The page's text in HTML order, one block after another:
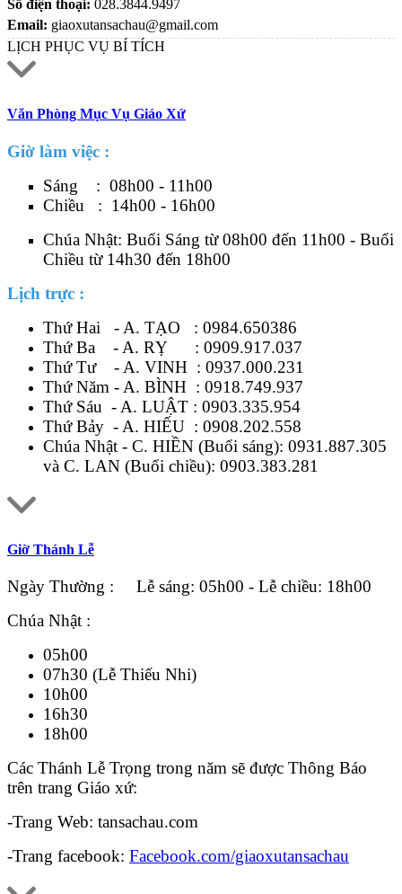
Số điện thoại: 028.3844.9497
Email: giaoxutansachau@gmail.com
LỊCH PHỤC VỤ BÍ TÍCH
Văn Phòng Mục Vụ Giáo Xứ
Giờ làm việc :
Sáng : 08h00 - 11h00
Chiều : 14h00 - 16h00
Chúa Nhật: Buổi Sáng từ 08h00 đến 11h00 - Buổi
Chiều từ 14h30 đến 18h00
Lịch trực :
Thứ Hai - A. TẠO : 0984.650386
Thứ Ba - A. RỴ : 0909.917.037
Thứ Tư - A. VINH : 0937.000.231
Thứ Năm - A. BÌNH : 0918.749.937
Thứ Sáu - A. LUẬT : 0903.335.954
Thứ Bảy - A. HIẾU : 0908.202.558
Chúa Nhật - C. HIỀN (Buổi sáng): 0931.887.305
và C. LAN (Buổi chiều): 0903.383.281
Giờ Thánh Lễ
Ngày Thường : Lễ sáng: 05h00 - Lễ chiều: 18h00
Chúa Nhật :
05h00
07h30 (Lễ Thiếu Nhi)
10h00
16h30
18h00
Các Thánh Lễ Trọng trong năm sẽ được Thông Báo
trên trang Giáo xứ:
-Trang Web: tansachau.com
-Trang facebook: Facebook.com/giaoxutansachau